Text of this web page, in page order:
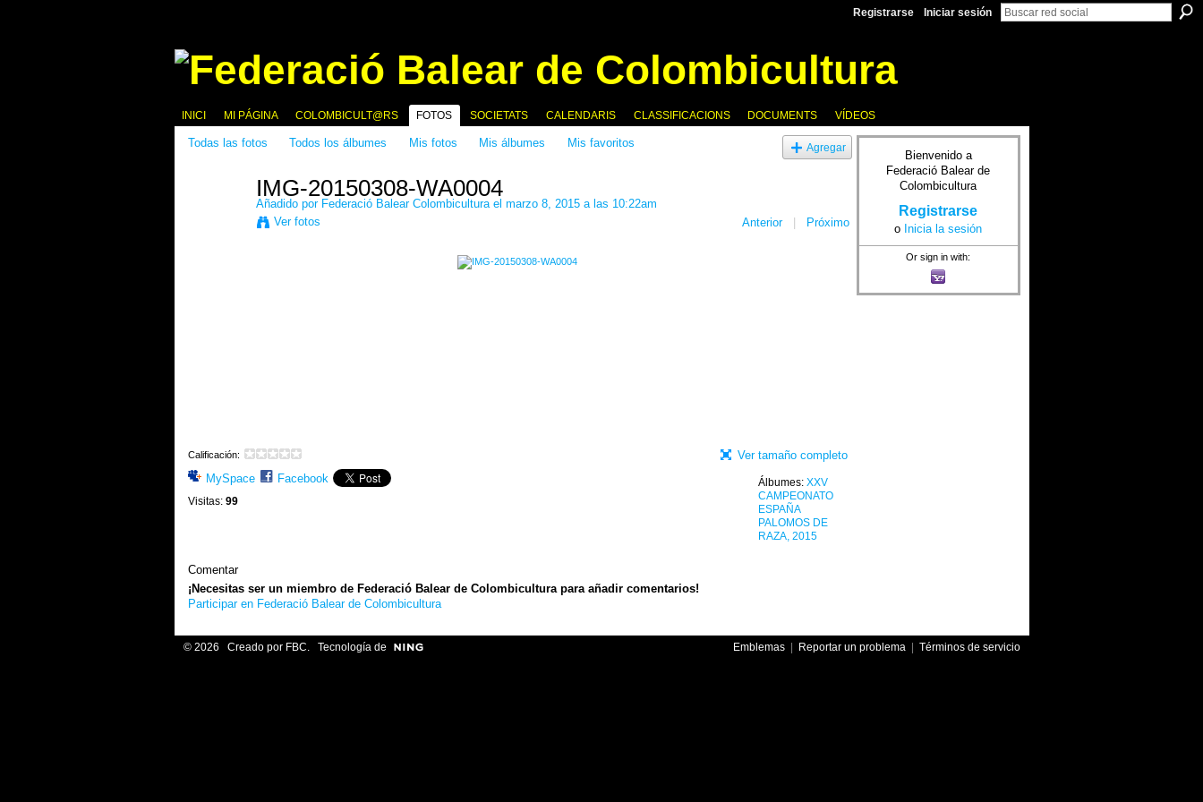
Registrarse Iniciar sesión
INICI MI PÁGINA COLOMBICULT@RS FOTOS SOCIETATS CALENDARIS CLASSIFICACIONS DOCUMENTS VÍDEOS
Todas las fotos Todos los álbumes Mis fotos Mis álbumes Mis favoritos Agregar
IMG-20150308-WA0004
Añadido por Federació Balear Colombiculturael marzo 8, 2015 a las 10:22am
Ver fotos
Anterior | Próximo
Calificación:
MySpace Facebook
Visitas: 99
Ver tamaño completo
Álbumes: XXV
CAMPEONATO
ESPAÑA
PALOMOS DE
RAZA, 2015
Comentar
¡Necesitas ser un miembro de Federació Balear de Colombicultura para añadir comentarios!
Participar en Federació Balear de Colombicultura
Bienvenido a
Federació Balear de
Colombicultura
Registrarse
o Inicia la sesión
Or sign in with:
© 2026 Creado por FBC . Tecnología de Emblemas| Reportar un problema | Términos de servicio